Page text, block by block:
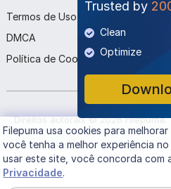
Trusted by
Clean
Optimize
Termos de Uso
DMCA
Política de Cookies
Enviar
Direitos autorais ©2026 Filepuma.
Filepumausa cookies para
você tenha a melhor experiência
usar este site, você concorda com
Privacidade.